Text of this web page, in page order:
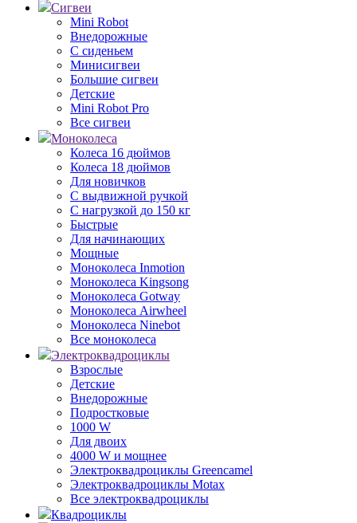
Сигвеи
Mini Robot
Внедорожные
С сиденьем
Минисигвеи
Большие сигвеи
Детские
Mini Robot Pro
Все сигвеи
Моноколеса
Колеса 16 дюймов
Колеса 18 дюймов
Для новичков
С выдвижной ручкой
С нагрузкой до 150 кг
Быстрые
Для начинающих
Мощные
Моноколеса Inmotion
Моноколеса Kingsong
Моноколеса Gotway
Моноколеса Airwheel
Моноколеса Ninebot
Все моноколеса
Электроквадроциклы
Взрослые
Детские
Внедорожные
Подростковые
1000 W
Для двоих
4000 W и мощнее
Электроквадроциклы Greencamel
Электроквадроциклы Motax
Все электроквадроциклы
Квадроциклы